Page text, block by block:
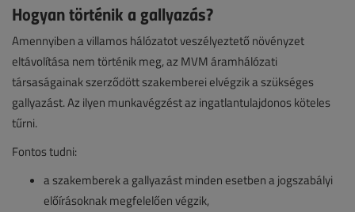
Hogyan történik a gallyazás?
Amennyiben a villamos hálózatot veszélyeztető növényzet
eltávolítása nem történik meg, az MVM áramhálózati
társaságainak szerződött szakemberei elvégzik a szükséges
gallyazást. Az ilyen munkavégzést az ingatlantulajdonos köteles
tűrni.
Fontos tudni:
a szakemberek a gallyazást minden esetben a jogszabályi
előírásoknak megfelelően végzik,